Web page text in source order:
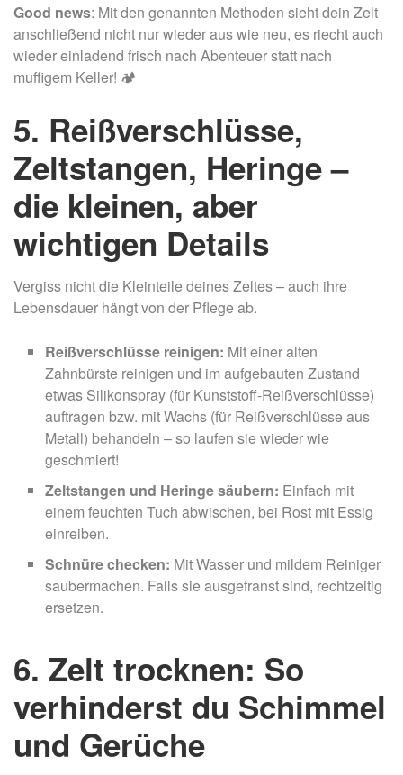
Good news: Mit den genannten Methoden sieht dein Zelt
anschließend nicht nur wieder aus wie neu, es riecht auch
wieder einladend frisch nach Abenteuer statt nach
muffigem Keller! 🏕
5. Reißverschlüsse,
Zeltstangen, Heringe –
die kleinen, aber
wichtigen Details
Vergiss nicht die Kleinteile deines Zeltes – auch ihre
Lebensdauer hängt von der Pflege ab.
Reißverschlüsse reinigen: Mit einer alten
Zahnbürste reinigen und im aufgebauten Zustand
etwas Silikonspray (für Kunststoff-Reißverschlüsse)
auftragen bzw. mit Wachs (für Reißverschlüsse aus
Metall) behandeln – so laufen sie wieder wie
geschmiert!
Zeltstangen und Heringe säubern: Einfach mit
einem feuchten Tuch abwischen, bei Rost mit Essig
einreiben.
Schnüre checken: Mit Wasser und mildem Reiniger
saubermachen. Falls sie ausgefranst sind, rechtzeitig
ersetzen.
6. Zelt trocknen: So
verhinderst du Schimmel
und Gerüche